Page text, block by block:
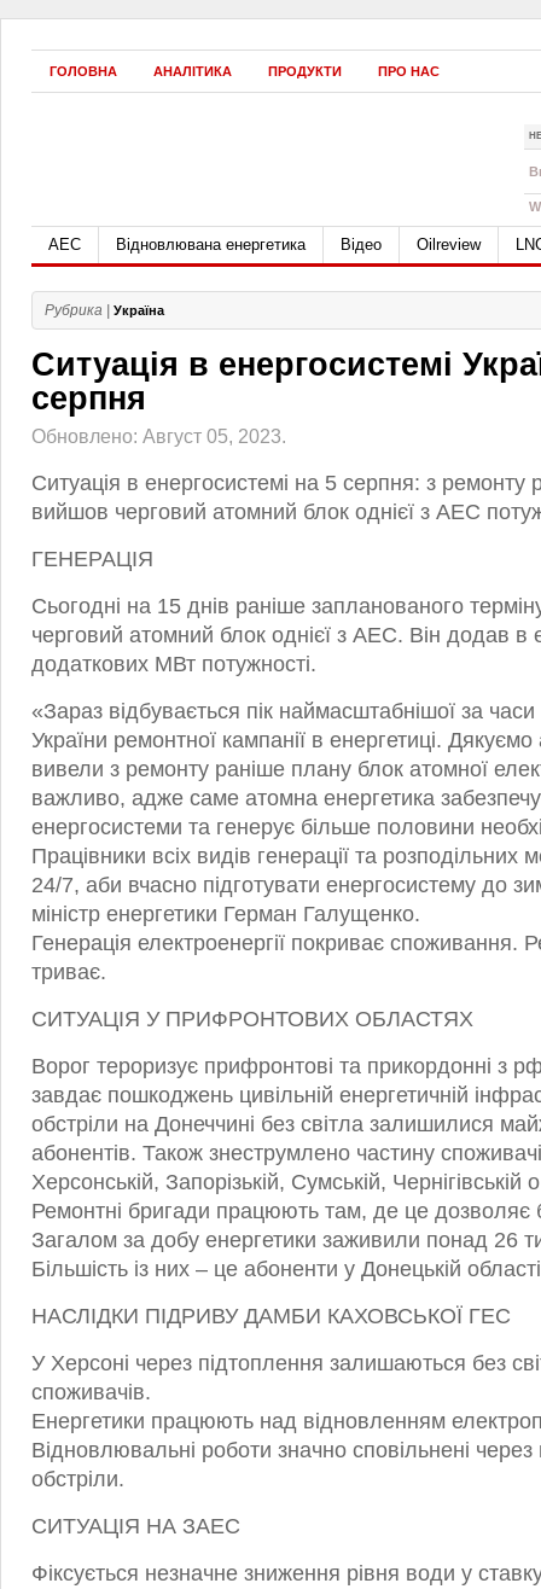
ГОЛОВНА АНАЛІТИКА ПРОДУКТИ ПРО НАС
АЕС Відновлювана енергетика Відео Oilreview
Рубрика | Україна
Ситуація в енергосистемі
серпня
Обновлено: Август 05, 2023.
Ситуація в енергосистемі на 5 серпня: з ремонту
вийшов черговий атомний блок однієї з АЕС
ГЕНЕРАЦІЯ
Сьогодні на 15 днів раніше запланованого
черговий атомний блок однієї з АЕС. Він додав в
додаткових МВт потужності.
«Зараз відбувається пік наймасштабнішої за
України ремонтної кампанії в енергетиці.
вивели з ремонту раніше плану блок атомної
важливо, адже саме атомна енергетика
енергосистеми та генерує більше половини
Працівники всіх видів генерації та
24/7, аби вчасно підготувати енергосистему до
міністр енергетики Герман Галущенко.
Генерація електроенергії покриває споживання.
триває.
СИТУАЦІЯ У ПРИФРОНТОВИХ ОБЛАСТЯХ
Ворог тероризує прифронтові та прикордонні з
завдає пошкоджень цивільній енергетичній
обстріли на Донеччині без світла залишилися
абонентів. Також знеструмлено частину
Херсонській, Запорізькій, Сумській, Чернігівській
Ремонтні бригади працюють там, де це дозволяє
Загалом за добу енергетики заживили понад 26
Більшість із них – це абоненти у Донецькій
НАСЛІДКИ ПІДРИВУ ДАМБИ КАХОВСЬКОЇ ГЕС
У Херсоні через підтоплення залишаються без
споживачів.
Енергетики працюють над відновленням
Відновлювальні роботи значно сповільнені через
обстріли.
СИТУАЦІЯ НА ЗАЕС
Фіксується незначне зниження рівня води у